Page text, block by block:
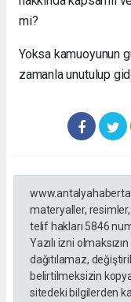
mi?
Yoksa kamuoyunun
zamanla unutulup
materyaller,
telif hakları 5846
Yazılı izni
dağıtılamaz,
belirtilmeksizin
sitedeki bilgilerden